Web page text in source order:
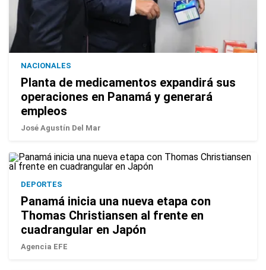
NACIONALES
Planta de medicamentos expandirá sus
operaciones en Panamá y generará
empleos
José Agustín Del Mar
DEPORTES
Panamá inicia una nueva etapa con
Thomas Christiansen al frente en
cuadrangular en Japón
Agencia EFE